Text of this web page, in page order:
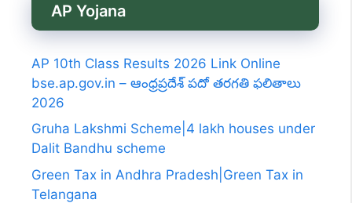
AP Yojana
AP 10th Class Results 2026 Link Online
bse.ap.gov.in – ఆంధ్రప్రదేశ్ పదో తరగతి ఫలితాలు
2026
Gruha Lakshmi Scheme|4 lakh houses under
Dalit Bandhu scheme
Green Tax in Andhra Pradesh|Green Tax in
Telangana